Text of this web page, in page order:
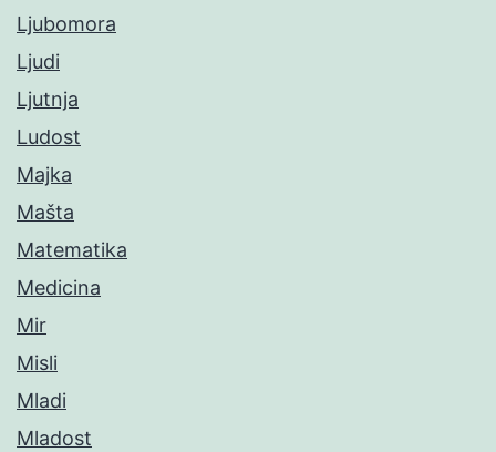
Ljubomora
Ljudi
Ljutnja
Ludost
Majka
Mašta
Matematika
Medicina
Mir
Misli
Mladi
Mladost